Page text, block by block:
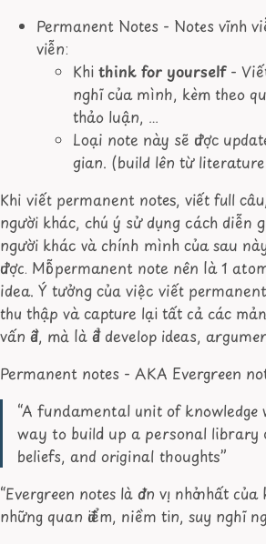
Permanent Notes - Notes vĩnh
viễn:
Khi think for yourself-
nghĩ của mình, kèm theo
thảo luận, …
Loại note này sẽ được
gian. (build lên từ literature
Khi viết permanent notes, viết full
người khác, chú ý sử dụng cách diễn
người khác và chính mình của sau này
được. Mỗi permanent note nên là 1
idea. Ý tưởng của việc viết
thu thập và capture lại tất cả các
vấn đề, mà là để develop ideas,
Permanent notes - AKA Evergreen
“A fundamental unit of knowledge
way to build up a personal library
beliefs, and original thoughts”
“Evergreen notes là đơn vị nhỏ nhất
những quan điểm, niềm tin, suy nghĩ